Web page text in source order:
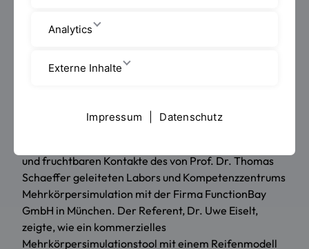
nahm an dieser Konferenz teil und beteiligte sich als
RECURDYN BASED ON THE TMEASY TIRE MODEL".
und fruchtbaren Kontakte des von Prof. Dr. Thomas
Schaeffer geleiteten Labors und Kompetenzzentrums
Mehrkörpersimulation mit der Firma FunctionBay
GmbH in München. Der Referent, Dr. Uwe Eiselt,
zeigte, wie ein kommerzielles
Mehrkörpersimulationstool mit einem Reifenmodell
Analytics
Externe Inhalte
Impressum Datenschutz